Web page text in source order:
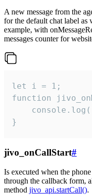
A new message from the
for the default chat label as
example, with
messages counter for
let i = 1;
function
}
jivo_onCallStart#
Is executed when the
through the callback form,
method jivo_api.startCall().